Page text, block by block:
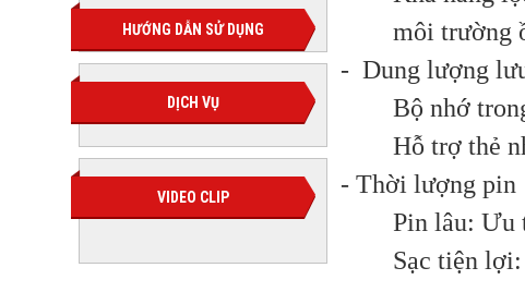
HƯỚNG DẪN SỬ DỤNG
DỊCH VỤ
VIDEO CLIP
môi trường
- Dung lượng
Bộ nhớ
Hỗ trợ thẻ
- Thời lượng pin
Pin lâu: Ưu
Sạc tiện